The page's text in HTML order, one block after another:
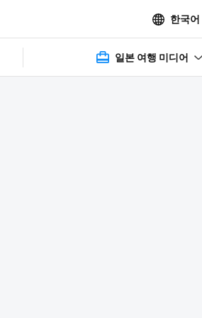
일본 여행 미디어
한국어